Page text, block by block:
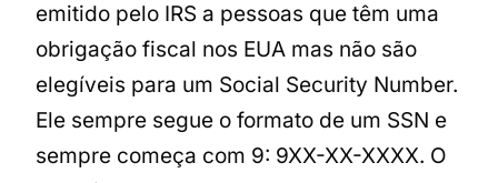
emitido pelo IRS a pessoas que têm uma
obrigação fiscal nos EUA mas não são
elegíveis para um Social Security Number.
Ele sempre segue o formato de um SSN e
sempre começa com 9: 9XX-XX-XXXX. O